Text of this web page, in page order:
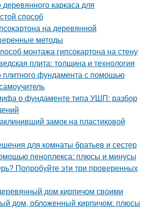
каркаса для
способ
на деревянной
методы
монтажа гипсокартона на стену
плита: толщина и технология
плитного фундамента с помощью
о фундаменте типа УШП: разбор
замок на пластиковой
для комнаты братьев и сестер
пеноплекса: плюсы и минусы
Попробуйте эти три проверенных
дом кирпичом своими
дом, обложенный кирпичом: плюсы